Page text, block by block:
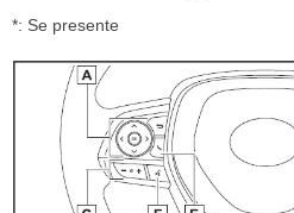
*: Se presente